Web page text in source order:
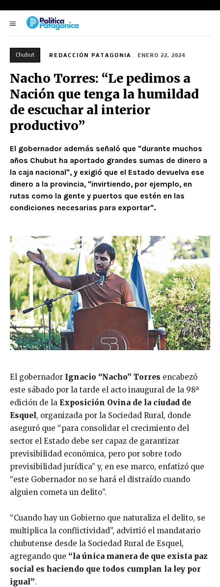
Chubut REDACCIÓN PATAGONIA ENERO 22, 2024
Nacho Torres: “Le pedimos a
Nación que tenga la humildad
de escuchar al interior
productivo”
El gobernador además señaló que "durante muchos
años Chubut ha aportado grandes sumas de dinero a
la caja nacional", y exigió que el Estado devuelva ese
dinero a la provincia, "invirtiendo, por ejemplo, en
rutas como la gente y puertos que estén en las
condiciones necesarias para exportar".
El gobernador Ignacio “Nacho” Torres encabezó
este sábado por la tarde el acto inaugural de la 98ª
edición de la Exposición Ovina de la ciudad de
Esquel, organizada por la Sociedad Rural, donde
aseguró que “para consolidar el crecimiento del
sector el Estado debe ser capaz de garantizar
previsibilidad económica, pero por sobre todo
previsibilidad jurídica” y, en ese marco, enfatizó que
“este Gobernador no se hará el distraído cuando
alguien cometa un delito”.
“Cuando hay un Gobierno que naturaliza el delito, se
multiplica la conflictividad”, advirtió el mandatario
chubutense desde la Sociedad Rural de Esquel,
agregando que “la única manera de que exista paz
social es haciendo que todos cumplan la ley por
igual”.